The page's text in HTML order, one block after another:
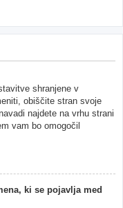
shranjene v
obiščite stran svoje
najdete na vrhu strani
vam bo omogočil
ki se pojavlja med